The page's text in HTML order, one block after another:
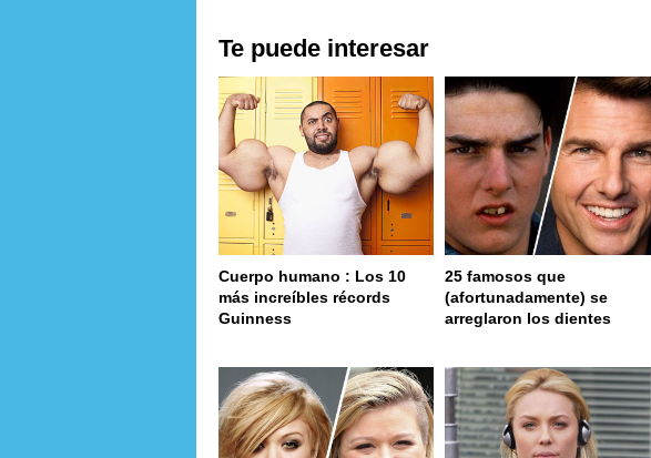
Te puede interesar
Cuerpo humano : Los 10
más increíbles récords
Guinness
25 famosos que
(afortunadamente) se
arreglaron los dientes